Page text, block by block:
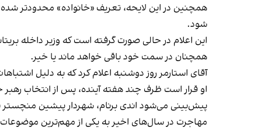
همچنین در این لایحه، تعریف «خانواده» محدودتر
شود.
این اعلام در حالی صورت گرفته است که وزیر داخله
همچنان در سمت خود باقی خواهد ماند یا خیر.
آقای استارمر روز دوشنبه اعلام کرد که به دلیل
او قرار است ظرف چند هفته آینده، پس از انتخاب رهبر
پیش‌بینی می‌شود اندی برنام، شهردار پیشین منچستر
مهاجرت در سال‌های اخیر به یکی از مهم‌ترین